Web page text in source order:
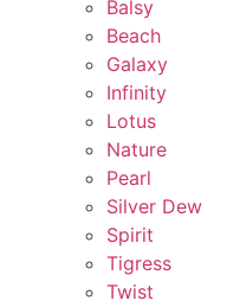
Balsy
Beach
Galaxy
Infinity
Lotus
Nature
Pearl
Silver Dew
Spirit
Tigress
Twist